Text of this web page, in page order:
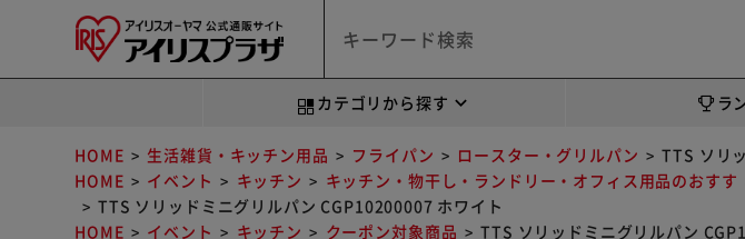
カテゴリから探す ラ
HOME 生活雑貨・キッチン用品 フライパン ロースター・グリルパン
TTS ソリ
HOME
イベント キッチン キッチン・物干し・ランドリー・オフィス用品のおすす
TTS ソリッドミニグリルパン CGP10200007 ホワイト
HOME
イベント キッチン クーポン対象商品 TTS ソリッドミニグリルパン